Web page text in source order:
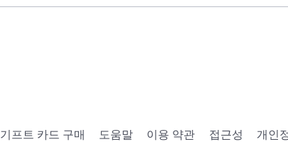
기프트 카드 구매 도움말 이용 약관 접근성 개인